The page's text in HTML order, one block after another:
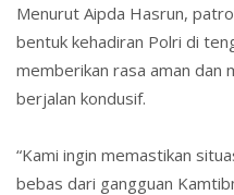
Menurut Aipda Hasrun,
bentuk kehadiran Polri di
memberikan rasa aman dan
berjalan kondusif.
“Kami ingin memastikan
bebas dari gangguan